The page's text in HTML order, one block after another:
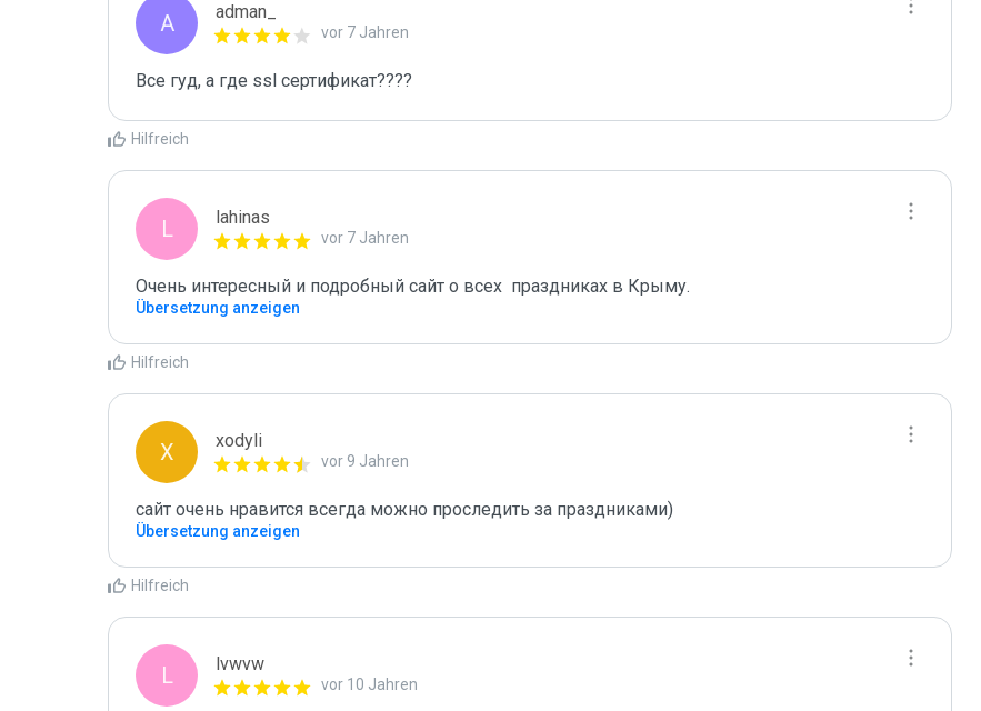
A adman_
vor 7 Jahren
Все гуд, а где ssl сертификат????
Hilfreich
L lahinas
vor 7 Jahren
Очень интересный и подробный сайт о всех  праздниках в Крыму.
Übersetzung anzeigen
Hilfreich
X xodyli
vor 9 Jahren
сайт очень нравится всегда можно проследить за праздниками)
Übersetzung anzeigen
Hilfreich
L lvwvw
vor 10 Jahren